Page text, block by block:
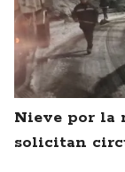
Nieve por la
solicitan